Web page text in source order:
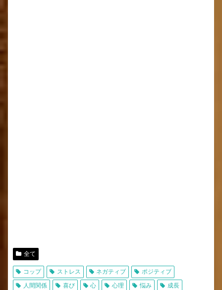
全て
コップ ストレス ネガティブ
ポジティブ
人間関係
喜び 心 心理 悩み
成長